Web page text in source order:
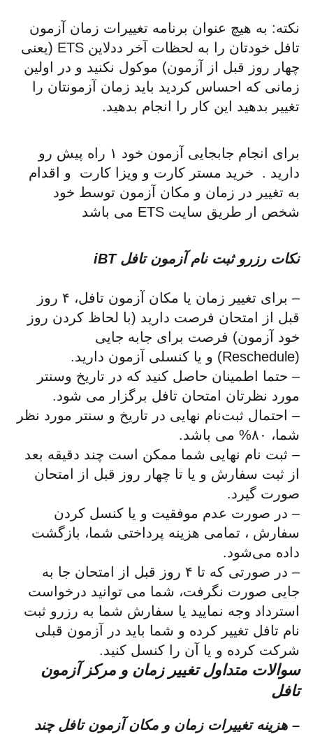
نکته: به هیچ عنوان برنامه تغییرات زمان آزمون
تافل خودتان را به لحظات آخر ددلاین ETS (یعنی
چهار روز قبل از آزمون) موکول نکنید و در اولین
زمانی که احساس کردید باید زمان آزمونتان را
تغییر بدهید این کار را انجام بدهید.
برای انجام جابجایی آزمون خود ۱ راه پیش رو
دارید . خرید مستر کارت و ویزا کارت و اقدام
به تغییر در زمان و مکان آزمون توسط خود
شخص ار طریق سایت ETS می باشد
نکات رزرو ثبت نام آزمون تافل iBT
– برای تغییر زمان یا مکان آزمون تافل، ۴ روز
قبل از امتحان فرصت دارید (با لحاظ کردن روز
خود آزمون) فرصت برای جابه جایی
(Reschedule) و یا کنسلی آزمون دارید.
– حتما اطمینان حاصل کنید که در تاریخ وسنتر
مورد نظرتان امتحان تافل برگزار می شود.
– احتمال ثبت‌نام نهایی در تاریخ و سنتر مورد نظر
شما، ۸۰% می باشد.
– ثبت نام نهایی شما ممکن است چند دقیقه بعد
از ثبت سفارش و یا تا چهار روز قبل از امتحان
صورت گیرد.
– در صورت عدم موفقیت و یا کنسل کردن
سفارش ، تمامی هزینه پرداختی شما، بازگشت
داده می‌شود.
– در صورتی که تا ۴ روز قبل از امتحان جا به
جایی صورت نگرفت، شما می توانید درخواست
استرداد وجه نمایید یا سفارش شما به رزرو ثبت
نام تافل تغییر کرده و شما باید در آزمون قبلی
شرکت کرده و یا آن را کنسل کنید.
سوالات متداول تغییر زمان و مرکز آزمون
تافل
– هزینه تغییرات زمان و مکان آزمون تافل چند